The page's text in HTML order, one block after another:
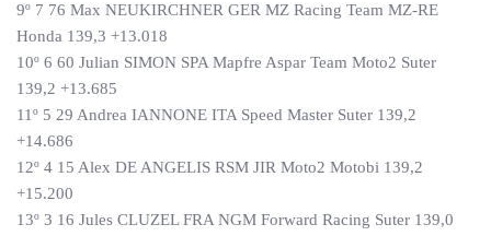
9º 7 76 Max NEUKIRCHNER GER MZ Racing Team MZ-RE
Honda 139,3 +13.018
10º 6 60 Julian SIMON SPA Mapfre Aspar Team Moto2 Suter
139,2 +13.685
11º 5 29 Andrea IANNONE ITA Speed Master Suter 139,2
+14.686
12º 4 15 Alex DE ANGELIS RSM JIR Moto2 Motobi 139,2
+15.200
13º 3 16 Jules CLUZEL FRA NGM Forward Racing Suter 139,0